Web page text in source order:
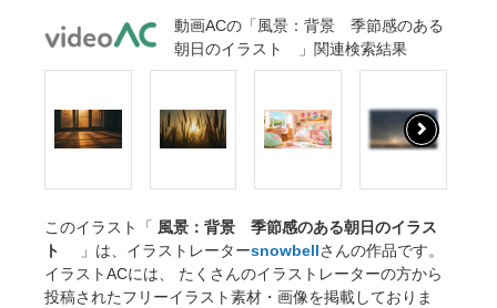
動画ACの「風景：背景 季節感のある
朝日のイラスト 」関連検索結果
このイラスト「 風景：背景 季節感のある朝日のイラス
ト
」は、イラストレーターsnowbellさんの作品です。
イラストACには、 たくさんのイラストレーターの方から
投稿されたフリーイラスト素材・画像を掲載しておりま